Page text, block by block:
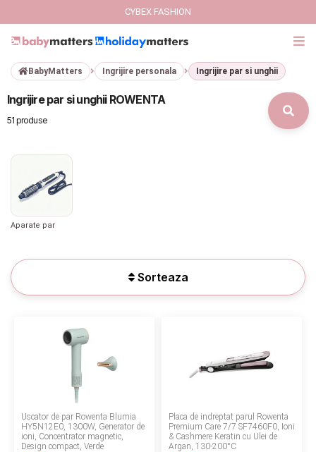
GIFT CARD
Branduri
CARUCIOARE COPII
CAMERA COPILULUI
JUCARII
MARSUPII BEBELUSI
CYBEX FASHION
BabyMatters Ingrijire personala Ingrijire par si unghii
Ingrijire par si unghii ROWENTA
51 produse
Aparate par
Sorteaza
Uscator de par Rowenta Blumia
HY5N12E0, 1300W, Generator de
ioni, Concentrator magnetic,
Design compact, Verde
Placa de indreptat parul Rowenta
Premium Care 7/7 SF7460F0, Ioni
& Cashmere Keratin cu Ulei de
Argan, 130-200°C